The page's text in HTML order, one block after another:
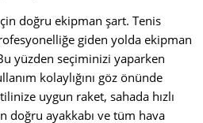
doğru ekipman şart. Tenis
giden yolda ekipman
yüzden seçiminizi yaparken
kolaylığını göz önünde
uygun raket, sahada hızlı
doğru ayakkabı ve tüm hava